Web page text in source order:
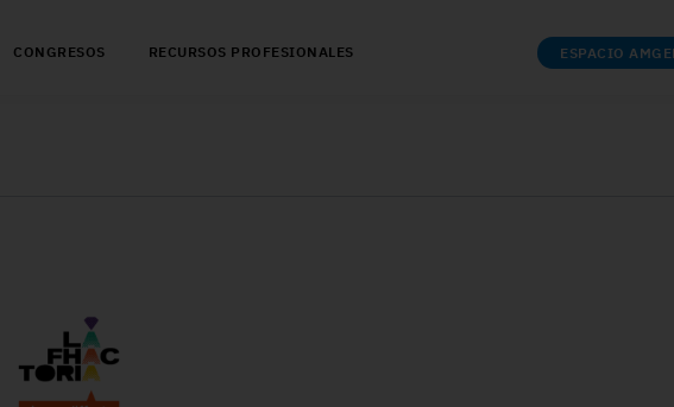
CONGRESOS RECURSOS PROFESIONALES ESPACIO